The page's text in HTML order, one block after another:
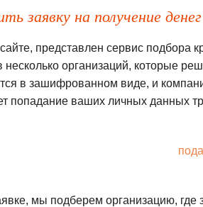
заявку на получение денег
представлен сервис подбора
несколько организаций, которые
в зашифрованном виде, и
попадание ваших личных данных
мы подберем организацию,